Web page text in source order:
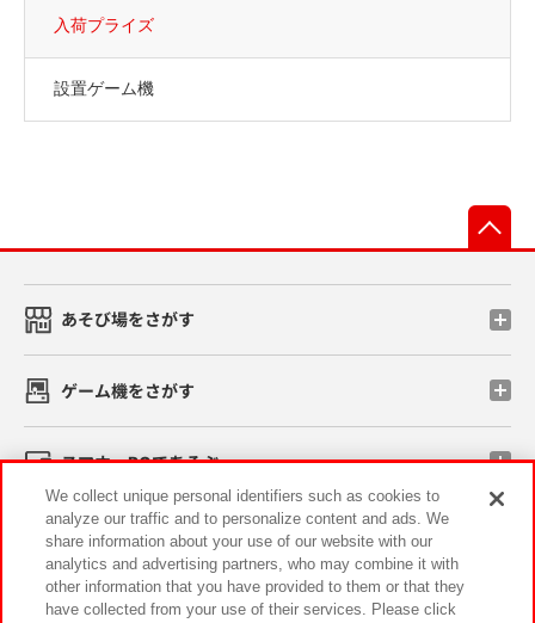
入荷プライズ
設置ゲーム機
あそび場をさがす
ゲーム機をさがす
スマホ・PCであそぶ
イベント・キャンペーン
We collect unique personal identifiers such as cookies to
analyze our traffic and to personalize content and ads. We
share information about your use of our website with our
analytics and advertising partners, who may combine it with
other information that you have provided to them or that they
have collected from your use of their services. Please click